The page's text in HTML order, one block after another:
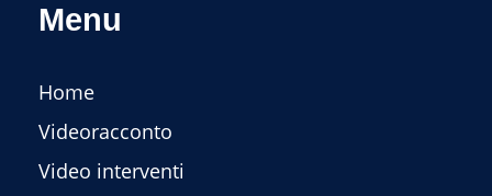
Menu
Home
Videoracconto
Video interventi